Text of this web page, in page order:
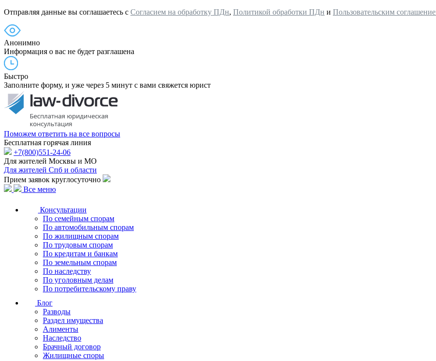
Отправляя данные вы соглашаетесь с Согласием на обработку ПДн, Политикой обработки ПДн и Пользовательским
Анонимно
Информация о вас не будет разглашена
Быстро
Заполните форму, и уже через 5 минут с вами свяжется юрист
Поможем ответить на все вопросы
Бесплатная горячая линия
+7(800)551-24-06
Для жителей Москвы и МО
Для жителей Спб и области
Прием заявок круглосуточно
Все меню
Консультации
По семейным спорам
По автомобильным спорам
По жилищным спорам
По трудовым спорам
По кредитам и банкам
По земельным спорам
По наследству
По уголовным делам
По потребительскому праву
Блог
Разводы
Раздел имущества
Алименты
Наследство
Брачный договор
Жилищные споры